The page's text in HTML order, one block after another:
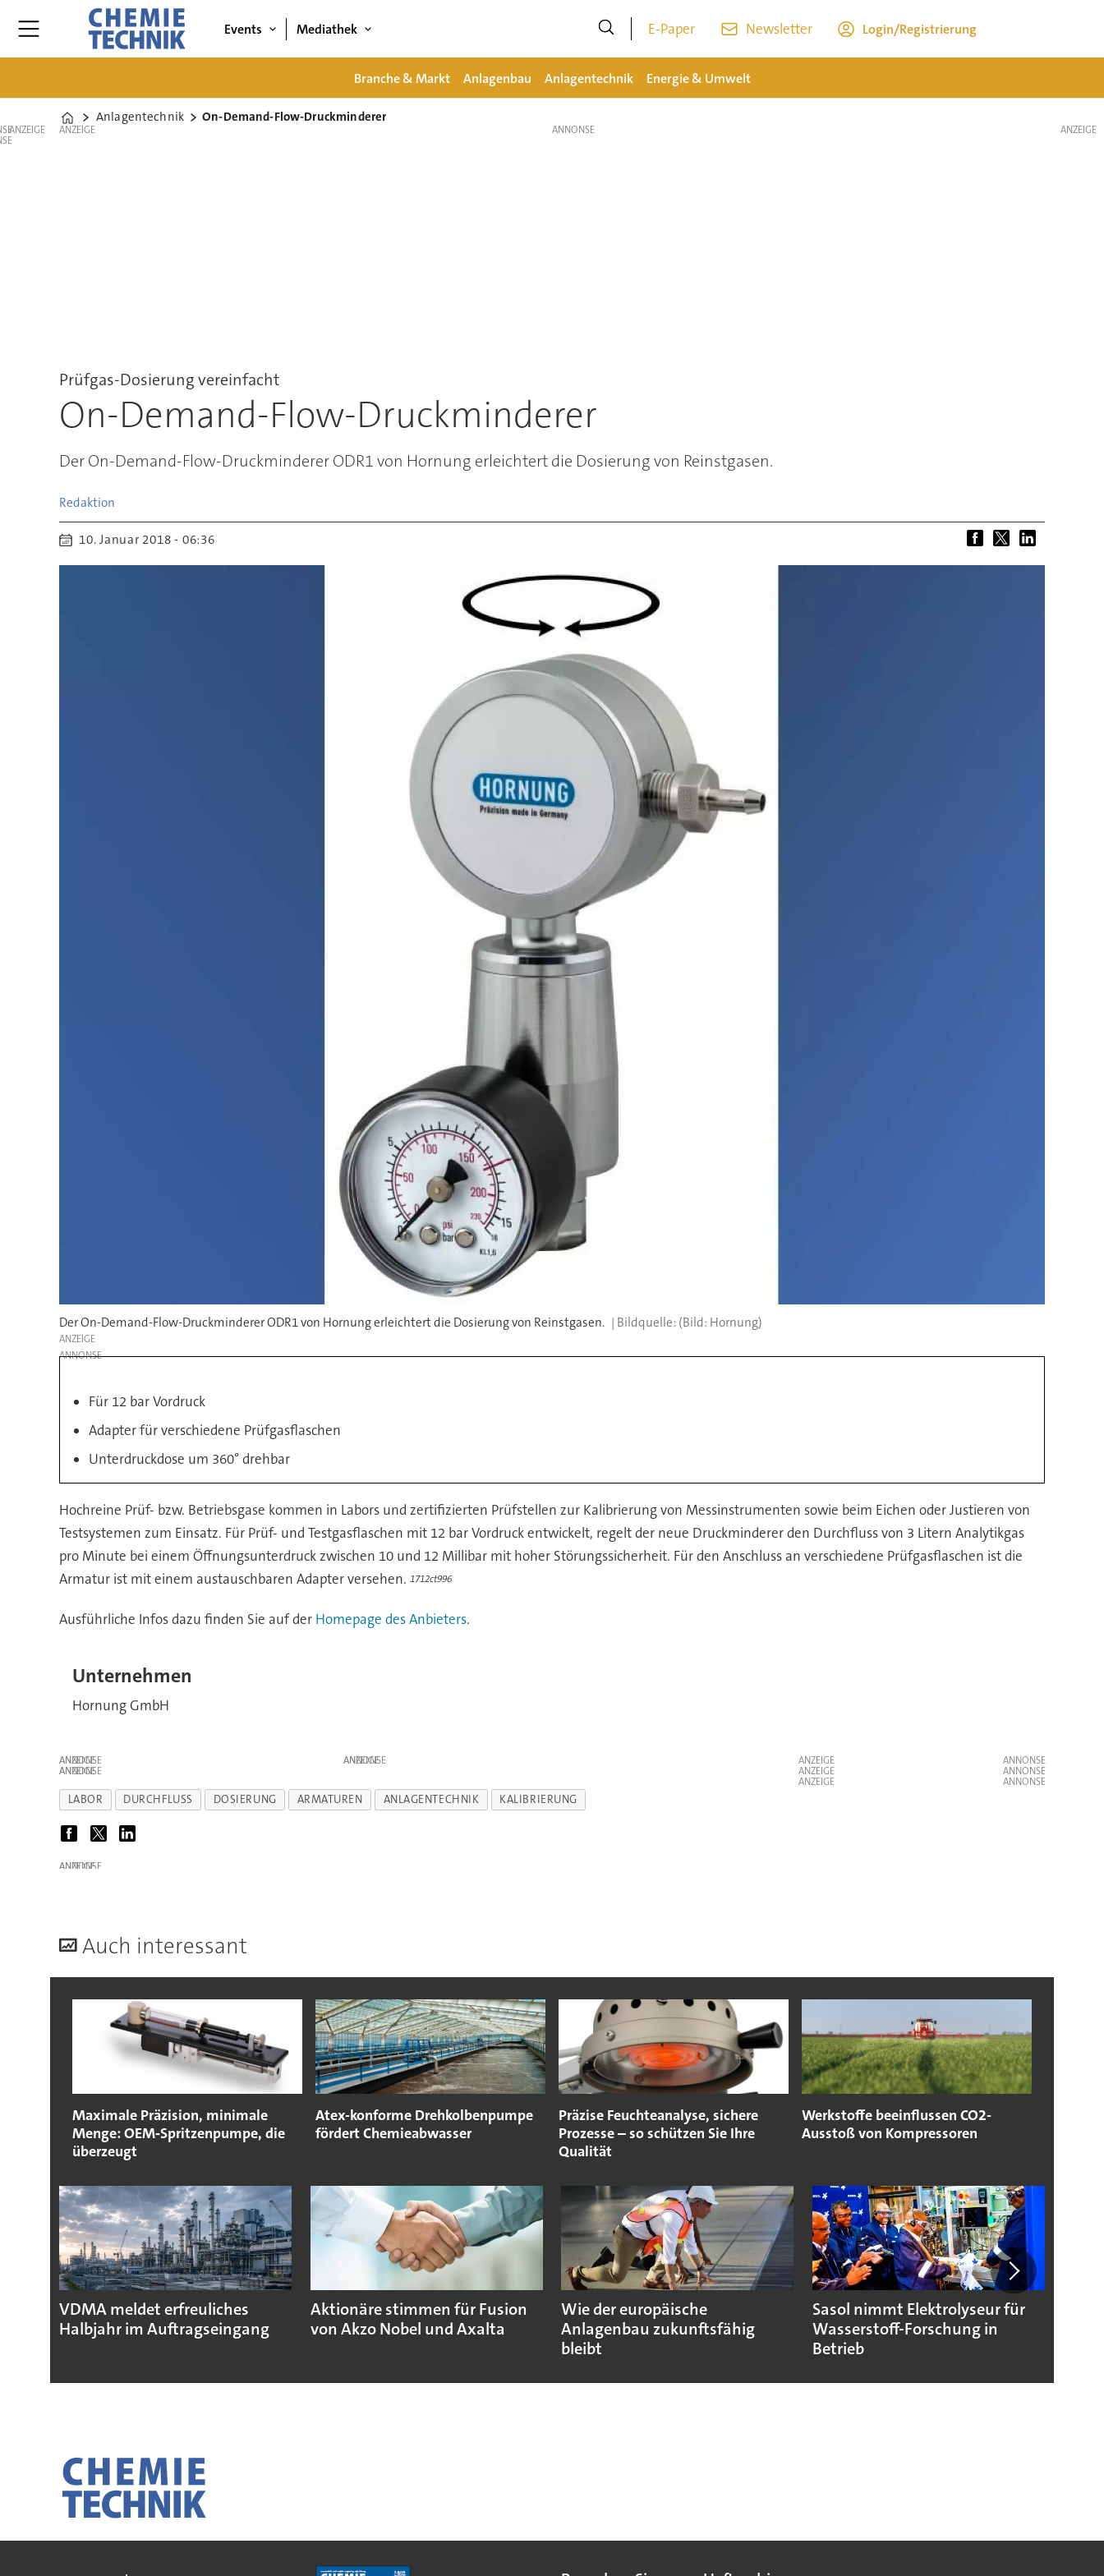
Events Mediathek E-Paper Newsletter Login/Registrierung
Branche & Markt Anlagenbau Anlagentechnik Energie & Umwelt
Home
Anlagentechnik On-Demand-Flow-Druckminderer
ANZEIGE ANZEIGE
Prüfgas-Dosierung vereinfacht
On-Demand-Flow-Druckminderer
Der On-Demand-Flow-Druckminderer ODR1 von Hornung erleichtert die Dosierung von Reinstgasen.
Redaktion
10. Januar 2018 - 06:36
Der On-Demand-Flow-Druckminderer ODR1 von Hornung erleichtert die Dosierung von Reinstgasen. (Bild: Hornung)
ANZEIGE
Für 12 bar Vordruck
Adapter für verschiedene Prüfgasflaschen
Unterdruckdose um 360° drehbar
Hochreine Prüf- bzw. Betriebsgase kommen in Labors und zertifizierten Prüfstellen zur Kalibrierung von Messinstrumenten sowie beim Eichen oder Justieren von
Testsystemen zum Einsatz. Für Prüf- und Testgasflaschen mit 12 bar Vordruck entwickelt, regelt der neue Druckminderer den Durchfluss von 3 Litern Analytikgas
pro Minute bei einem Öffnungsunterdruck zwischen 10 und 12 Millibar mit hoher Störungssicherheit. Für den Anschluss an verschiedene Prüfgasflaschen ist die
Armatur ist mit einem austauschbaren Adapter versehen. 1712ct996
Ausführliche Infos dazu finden Sie auf der Homepage des Anbieters.
Unternehmen
Hornung GmbH
ANZEIGE ANZEIGE
ANZEIGE
ANZEIGE
ANZEIGE
ANZEIGE
LABOR DURCHFLUSS DOSIERUNG ARMATUREN ANLAGENTECHNIK KALIBRIERUNG
ANZEIGE
Auch interessant
Maximale Präzision, minimale
Menge: OEM‐Spritzenpumpe, die
überzeugt
Atex-konforme Drehkolbenpumpe
fördert Chemieabwasser
Präzise Feuchteanalyse, sichere
Prozesse – so schützen Sie Ihre
Qualität
Werkstoffe beeinflussen CO2-
Ausstoß von Kompressoren
VDMA meldet erfreuliches
Halbjahr im Auftragseingang
Aktionäre stimmen für Fusion
von Akzo Nobel und Axalta
Wie der europäische
Anlagenbau zukunftsfähig
bleibt
Sasol nimmt Elektrolyseur für
Wasserstoff-Forschung in
Betrieb
ANZEIGE